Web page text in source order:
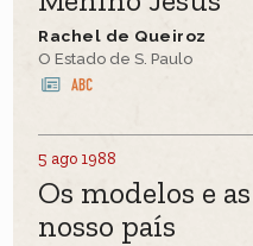
Rachel de Queiroz
O Estado de S. Paulo
5 ago 1988
Os modelos e
nosso país